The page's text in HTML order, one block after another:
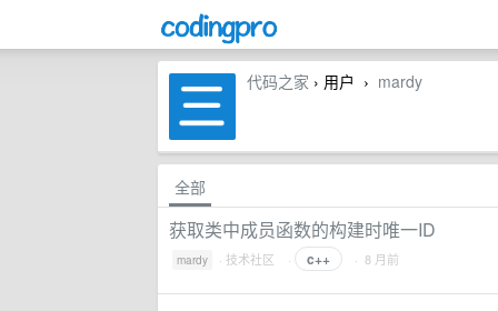
代码之家 › 用户 › mardy
全部
获取类中成员函数的构建时唯一ID
mardy · 技术社区 · c++ · 8 月前